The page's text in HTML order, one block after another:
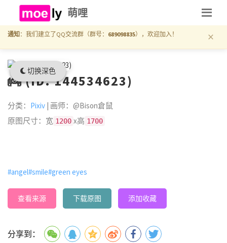
切换深色
萌哩
通知 ：我们建立了QQ交流群（群号： 689098835），欢迎加入！ ×
👼 (ID: 144534623)
分类： Pixiv | 画师：@Bison倉鼠
原图尺寸：宽 1200 x高 1700
#angel#smile#green eyes
查看来源 下载原图 添加收藏
分享到：